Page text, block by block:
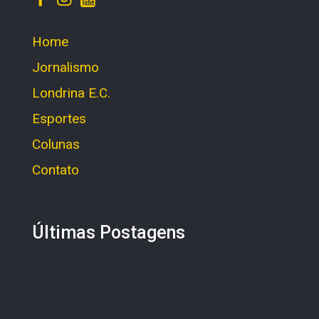
Home
Jornalismo
Londrina E.C.
Esportes
Colunas
Contato
Últimas Postagens